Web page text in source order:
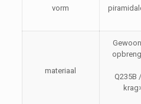
vorm
materiaal
Q235B